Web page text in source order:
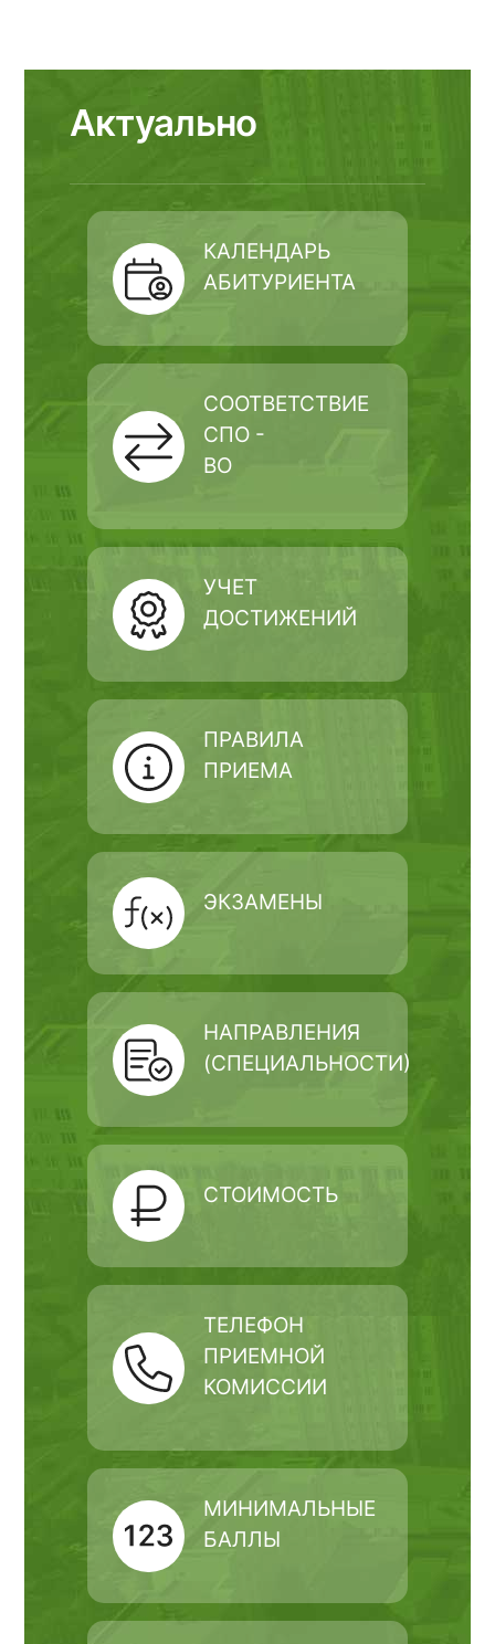
Актуально
КАЛЕНДАРЬ
АБИТУРИЕНТА
СООТВЕТСТВИЕ
СПО -
ВО
УЧЕТ
ДОСТИЖЕНИЙ
ПРАВИЛА
ПРИЕМА
ЭКЗАМЕНЫ
НАПРАВЛЕНИЯ
(СПЕЦИАЛЬНОСТИ)
СТОИМОСТЬ
ТЕЛЕФОН
ПРИЕМНОЙ
КОМИССИИ
МИНИМАЛЬНЫЕ
БАЛЛЫ